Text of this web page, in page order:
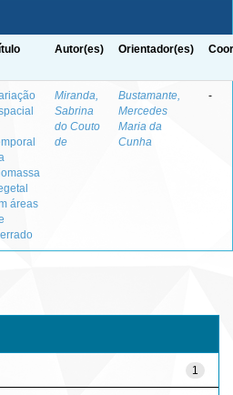
Autor(es) Orientador(es)
áreas
Miranda,
Sabrina
do Couto
de
Bustamante,
Mercedes
Maria da
Cunha
-
1